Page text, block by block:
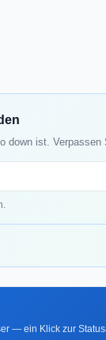
ist. Verpassen
— ein Klick zur